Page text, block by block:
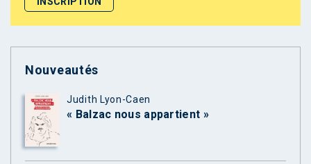
Nouveautés
Judith Lyon-Caen
« Balzac nous appartient »